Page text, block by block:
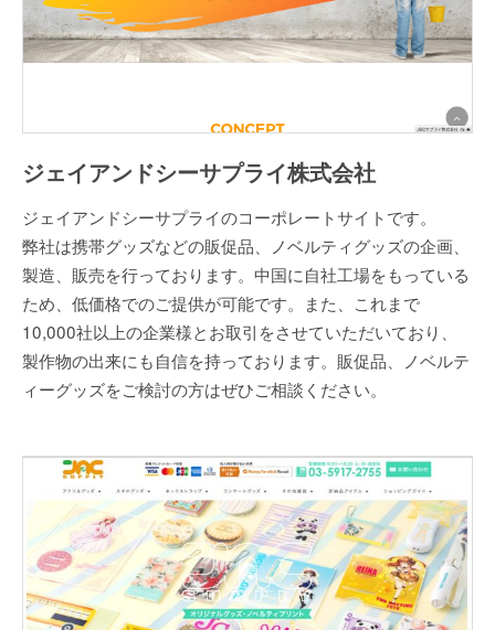
ジェイアンドシーサプライ株式会社
ジェイアンドシーサプライのコーポレートサイトです。
弊社は携帯グッズなどの販促品、ノベルティグッズの企画、
製造、販売を行っております。中国に自社工場をもっている
ため、低価格でのご提供が可能です。また、これまで
10,000社以上の企業様とお取引をさせていただいており、
製作物の出来にも自信を持っております。販促品、ノベルテ
ィーグッズをご検討の方はぜひご相談ください。